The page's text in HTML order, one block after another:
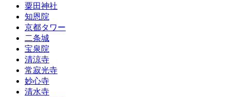
粟田神社
知恩院
京都タワー
二条城
宝泉院
清涼寺
常寂光寺
妙心寺
清水寺